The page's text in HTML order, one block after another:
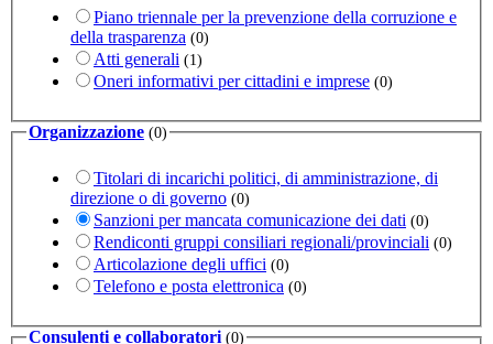
Piano triennale per la prevenzione della corruzione e
della trasparenza (0)
Atti generali (1)
Oneri informativi per cittadini e imprese (0)
Organizzazione (0)
Titolari di incarichi politici, di amministrazione, di
direzione o di governo (0)
Sanzioni per mancata comunicazione dei dati (0)
Rendiconti gruppi consiliari regionali/provinciali (0)
Articolazione degli uffici (0)
Telefono e posta elettronica (0)
Consulenti e collaboratori (0)